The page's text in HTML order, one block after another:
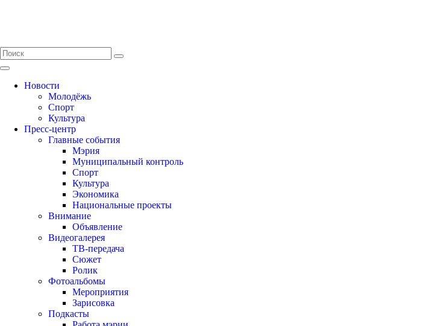
Новости
Молодёжь
Спорт
Культура
Пресс-центр
Главные события
Мэрия
Муниципальный контроль
Спорт
Культура
Экономика
Национальные проекты
Внимание
Объявление
Видеогалерея
ТВ-передача
Сюжет
Ролик
Фотоальбомы
Мероприятия
Зарисовка
Подкасты